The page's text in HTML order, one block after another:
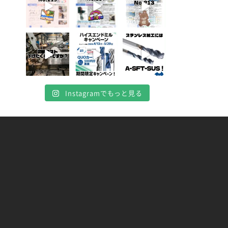
4月 20
10
0
4月 16
10
0
4月 13
7
Instagramでもっと見る